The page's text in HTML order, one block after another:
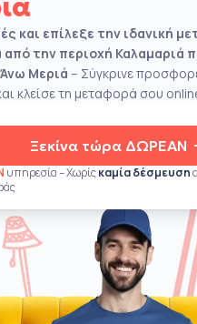
και επίλεξε την ιδανική
από την περιοχή Καλαμαριά
Μεριά – Σύγκρινε
κλείσε τη μεταφορά σου
Ξεκίνα τώρα ΔΩΡΕΑΝ
υπηρεσία – Χωρίςκαμία δέσμευση